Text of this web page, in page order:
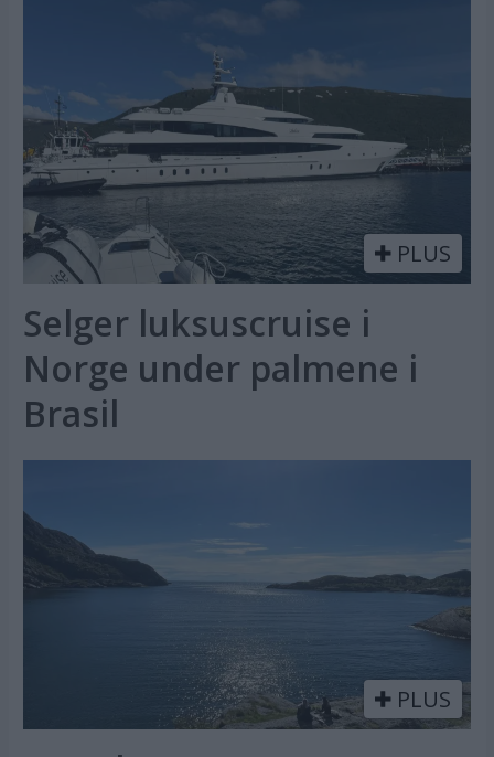
PLUS
Selger luksuscruise i
Norge under palmene i
Brasil
PLUS